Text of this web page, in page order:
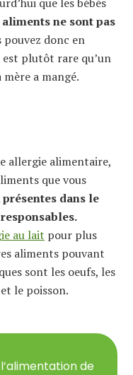
aliments ne sont pas
pouvez donc en
plutôt rare qu’un
a mangé.
allergie alimentaire,
que vous
dans le
au lait pour plus
aliments pouvant
sont les oeufs, les
le poisson.
de